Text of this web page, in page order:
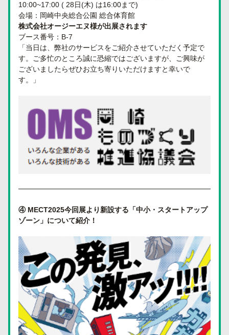
10:00~17:00 ( 28日(木) は16:00まで)
会場：岡崎中央総合公園 総合体育館
株式会社オージーエヌ様が出展されます
ブース番号：B-7
「当日は、弊社のサービスをご紹介させていただく予定で
す。ご多忙のところ誠に恐縮ではございますが、ご興味が
ございましたらぜひお立ち寄りいただけますと幸いで
す。」
④ MECT2025今回展より新設する「中小・スタートアップ
ゾーン」について紹介！